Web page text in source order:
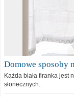
Domowe sposoby
Każda biała firanka jest
słonecznych..